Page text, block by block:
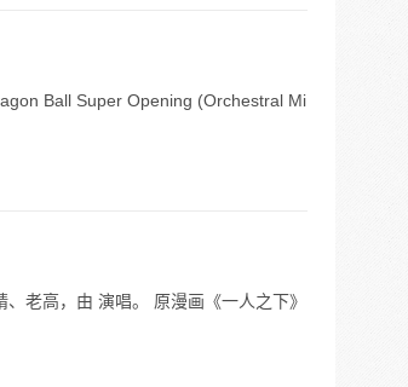
Ball Super Opening (Orchestral Mi
老高，由 演唱。 原漫画《一人之下》